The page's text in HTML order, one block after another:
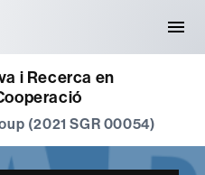
i Recerca en
(2021 SGR 00054)